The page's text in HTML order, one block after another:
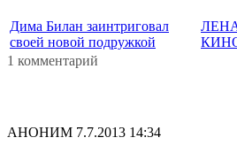
Дима Билан заинтриговал
своей новой подружкой
1 комментарий
АНОНИМ 7.7.2013 14:34